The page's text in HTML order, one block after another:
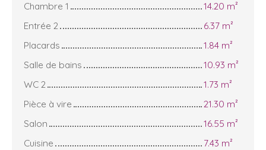
Chambre 1
14.20 m²
Entrée 2
6.37 m²
Placards
1.84 m²
Salle de bains
10.93 m²
WC 2
1.73 m²
Pièce à vire
21.30 m²
Salon
16.55 m²
Cuisine
7.43 m²